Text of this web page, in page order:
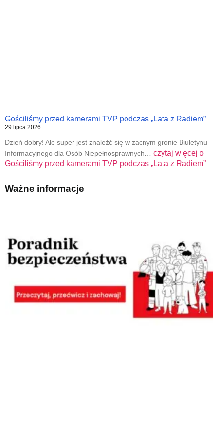
Gościliśmy przed kamerami TVP podczas „Lata z Radiem”
29 lipca 2026
Dzień dobry! Ale super jest znaleźć się w zacnym gronie Biuletynu
Informacyjnego dla Osób Niepełnosprawnych… czytaj więcej o
Gościliśmy przed kamerami TVP podczas „Lata z Radiem”
Ważne informacje